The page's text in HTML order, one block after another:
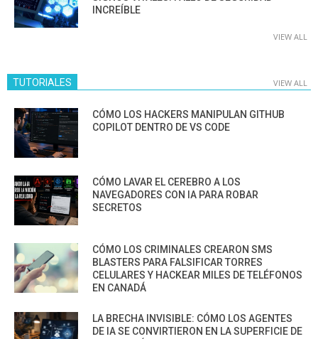
INCREÍBLE
VIEW ALL
TUTORIALES VIEW ALL
CÓMO LOS HACKERS MANIPULAN GITHUB
COPILOT DENTRO DE VS CODE
CÓMO LAVAR EL CEREBRO A LOS
NAVEGADORES CON IA PARA ROBAR
SECRETOS
CÓMO LOS CRIMINALES CREARON SMS
BLASTERS PARA FALSIFICAR TORRES
CELULARES Y HACKEAR MILES DE TELÉFONOS
EN CANADÁ
LA BRECHA INVISIBLE: CÓMO LOS AGENTES
DE IA SE CONVIRTIERON EN LA SUPERFICIE DE